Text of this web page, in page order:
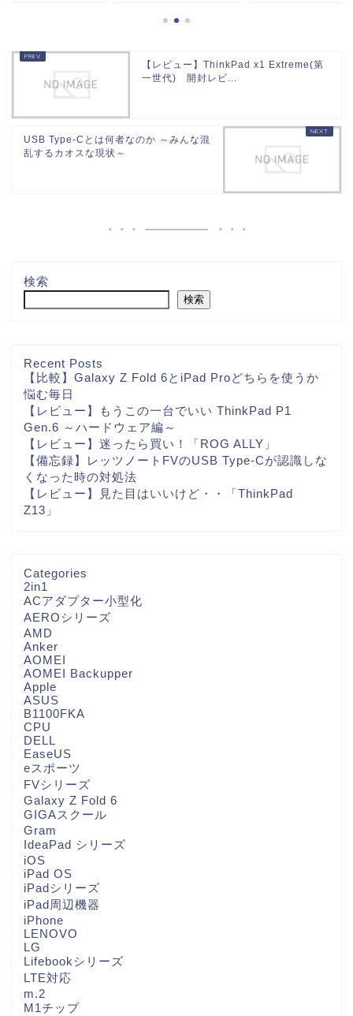
【レビュー】ThinkPad x1 Extreme(第
一世代) 開封レビ...
USB Type-Cとは何者なのか ～みんな混
乱するカオスな現状～
検索
検索
Recent Posts
【比較】Galaxy Z Fold 6とiPad Proどちらを使うか
悩む毎日
【レビュー】もうこの一台でいい ThinkPad P1
Gen.6 ～ハードウェア編～
【レビュー】迷ったら買い！「ROG ALLY」
【備忘録】レッツノートFVのUSB Type-Cが認識しな
くなった時の対処法
【レビュー】見た目はいいけど・・「ThinkPad
Z13」
Categories
2in1
ACアダプター小型化
AEROシリーズ
AMD
Anker
AOMEI
AOMEI Backupper
Apple
ASUS
B1100FKA
CPU
DELL
EaseUS
eスポーツ
FVシリーズ
Galaxy Z Fold 6
GIGAスクール
Gram
IdeaPad シリーズ
iOS
iPad OS
iPadシリーズ
iPad周辺機器
iPhone
LENOVO
LG
Lifebookシリーズ
LTE対応
m.2
M1チップ